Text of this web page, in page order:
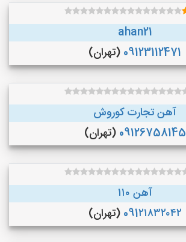
ahan21
09123112471 (تهران)
آهن تجارت کوروش
09126758145 (تهران)
آهن ۱۱۰
091۲۱۸۳۲۰۴۲ (تهران)